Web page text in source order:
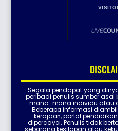
Segala pendapat yang
peribadi penulis sumber
mana-mana individu atau
Beberapa informasi
kerajaan, portal
dipercayai. Penulis tidak
sebarang kesilapan atau